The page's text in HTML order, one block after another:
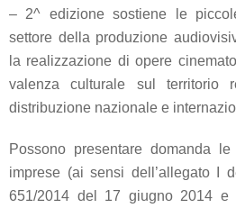
– 2^ edizione sostiene le
settore della produzione
la realizzazione di opere
valenza culturale sul territorio
distribuzione nazionale e
Possono presentare domanda
imprese (ai sensi dell’allegato I
651/2014 del 17 giugno 2014 e